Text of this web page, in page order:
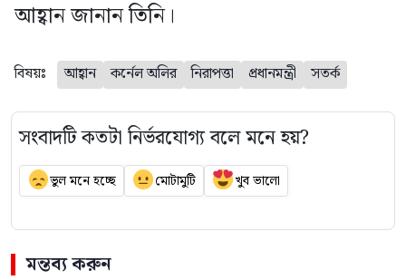
আহ্বান জানান তিনি।
বিষয়ঃ আহ্বান কর্নেল অলির নিরাপত্তা প্রধানমন্ত্রী সতর্ক
সংবাদটি কতটা নির্ভরযোগ্য বলে মনে হয়?
ভুল মনে হচ্ছে মোটামুটি খুব ভালো
মন্তব্য করুন